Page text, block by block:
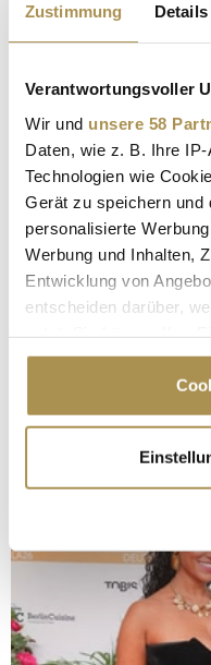
Zustimmung Details
Verantwortungsvoller
Wir und unsere 58
Daten, wie z. B. Ihre
Technologien wie
Gerät zu speichern und
personalisierte
Werbung und Inhalten,
Entwicklung von
entscheiden darüber,
Cookie-Erklärung oder
Trigger Symbol ändern
Informationen
erfassen, welche
bestimmten
Erfahren Sie mehr
verarbeitet werden, und
Abschnitt Einzelheiten